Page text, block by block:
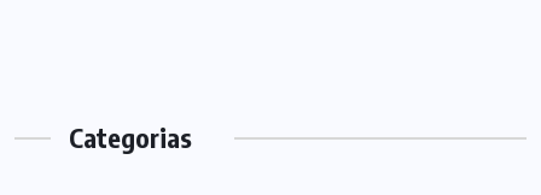
Categorias